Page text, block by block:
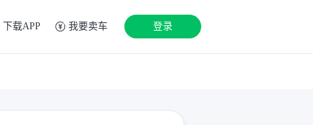
下载APP 我要卖车 登录